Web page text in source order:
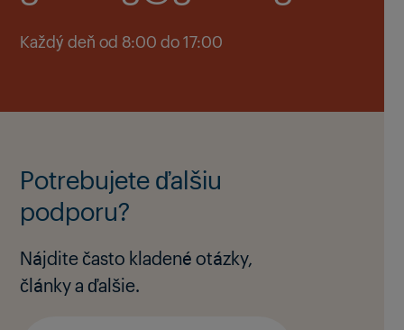
Každý deň od 8:00 do 17:00
Potrebujete ďalšiu
podporu?
Nájdite často kladené otázky,
články a ďalšie.